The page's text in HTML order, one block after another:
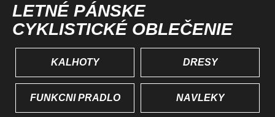
LETNÉ PÁNSKE
CYKLISTICKÉ OBLEČENIE
KALHOTY DRESY
FUNKČNÍ PRÁDLO NÁVLEKY